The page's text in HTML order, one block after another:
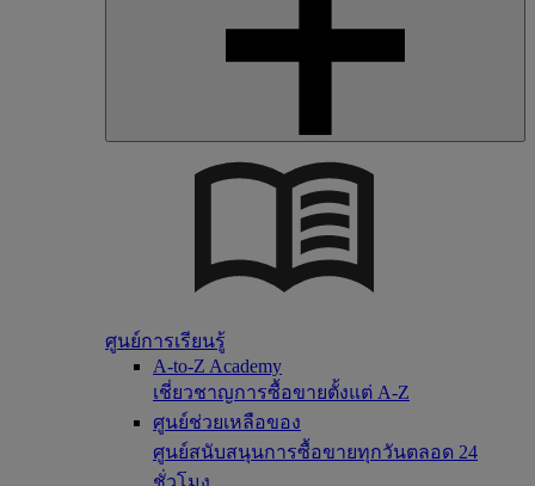
ศูนย์การเรียนรู้
A-to-Z Academy
เชี่ยวชาญการซื้อขายตั้งแต่ A-Z
ศูนย์ช่วยเหลือของ
ศูนย์สนับสนุนการซื้อขายทุกวันตลอด 24
ชั่วโมง